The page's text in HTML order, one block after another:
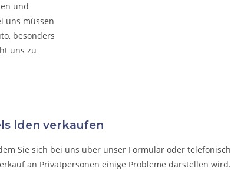
und
uns müssen
besonders
uns zu
lden verkaufen
Sie sich bei uns über unser Formular oder telefonisch
an Privatpersonen einige Probleme darstellen wird.